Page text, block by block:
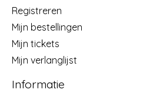
Registreren
Mijn bestellingen
Mijn tickets
Mijn verlanglijst
Informatie